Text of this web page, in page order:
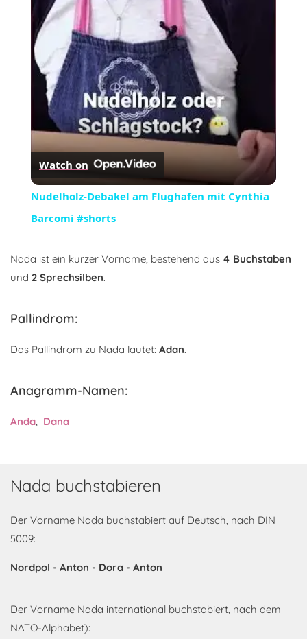
Video
Watch on
Nudelholz-Debakel am Flughafen mit Cynthia
Barcomi #shorts
Nada ist ein kurzer Vorname, bestehend aus 4 Buchstaben
und 2 Sprechsilben.
Pallindrom:
Das Pallindrom zu Nada lautet: Adan.
Anagramm-Namen:
Anda, Dana
Nada buchstabieren
Der Vorname Nada buchstabiert auf Deutsch, nach DIN
5009:
Nordpol - Anton - Dora - Anton
Der Vorname Nada international buchstabiert, nach dem
NATO-Alphabet):